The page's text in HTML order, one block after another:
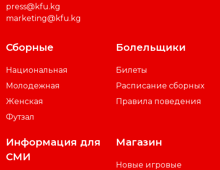
press@kfu.kg
marketing@kfu.kg
Сборные
Национальная
Молодежная
Женская
Футзал
Болельщики
Билеты
Расписание сборных
Правила поведения
Информация для
СМИ
Магазин
Новые игровые